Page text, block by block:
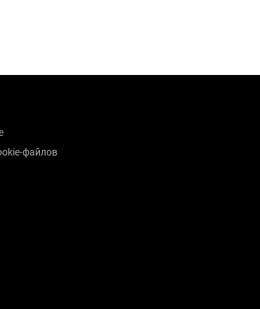
файлов